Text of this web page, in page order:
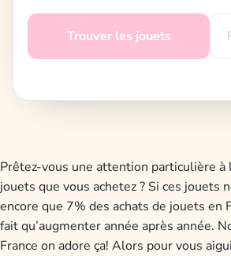
Trouver les jouets
Prêtez-vous une attention particulière à
jouets que vous achetez ? Si ces jouets
encore que 7% des achats de jouets en
fait qu’augmenter année après année.
France on adore ça! Alors pour vous